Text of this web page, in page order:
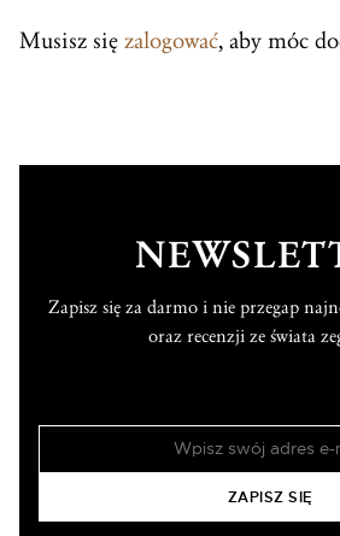
Musisz się zalogować, aby móc
Zapisz się za darmo i nie przegap
oraz recenzji ze świata